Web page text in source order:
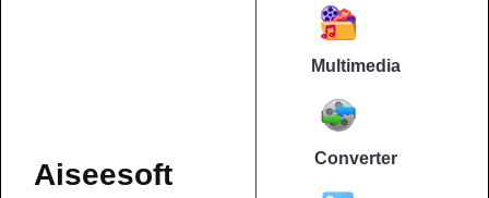
Aiseesoft
Multimedia
Converter